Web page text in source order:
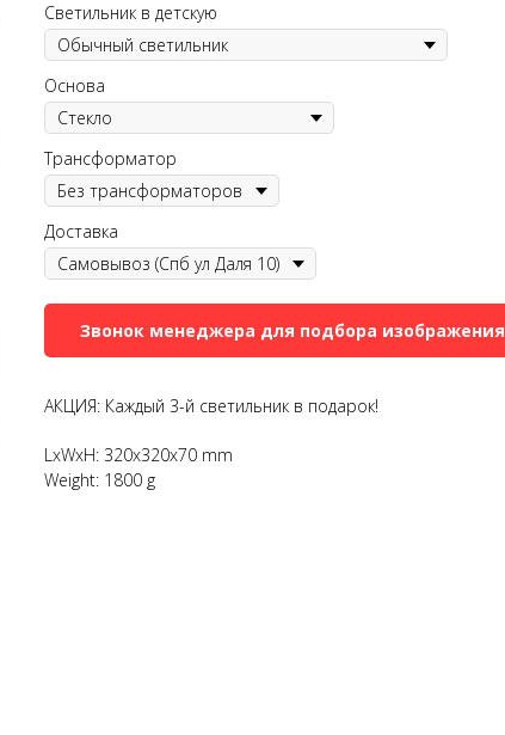
Светильник в детскую
Основа
Трансформатор
Доставка
Звонок менеджера для подбора изображения
АКЦИЯ: Каждый 3-й светильник в подарок!
LxWxH: 320x320x70 mm
Weight: 1800 g